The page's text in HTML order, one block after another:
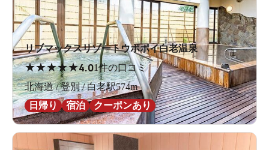
リブマックスリゾートウポポイ白老温泉
★★★★★4.01件の口コミ
北海道 / 登別 / 白老駅574m
日帰り
宿泊 クーポンあり